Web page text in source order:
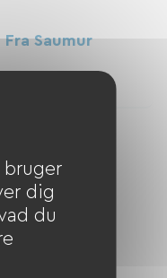
Saumur
bruger
dig
du